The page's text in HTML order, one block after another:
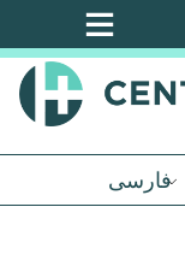
فارسی